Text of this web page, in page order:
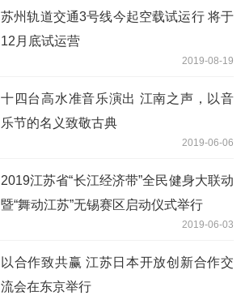
苏州轨道交通3号线今起空载试运行 将于
12月底试运营
2019-08-19
十四台高水准音乐演出 江南之声，以音
乐节的名义致敬古典
2019-06-06
2019江苏省“长江经济带”全民健身大联动
暨“舞动江苏”无锡赛区启动仪式举行
2019-06-03
以合作致共赢 江苏日本开放创新合作交
流会在东京举行